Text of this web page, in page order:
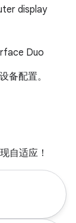
display
Duo
备配置。
自适应！